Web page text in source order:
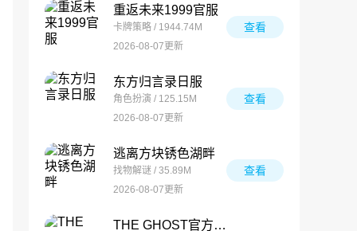
重返未来1999官服
卡牌策略 / 1944.74M
2026-08-07更新
查看
东方归言录日服
角色扮演 / 125.15M
2026-08-07更新
查看
逃离方块锈色湖畔
找物解谜 / 35.89M
2026-08-07更新
查看
THE GHOST官方正版